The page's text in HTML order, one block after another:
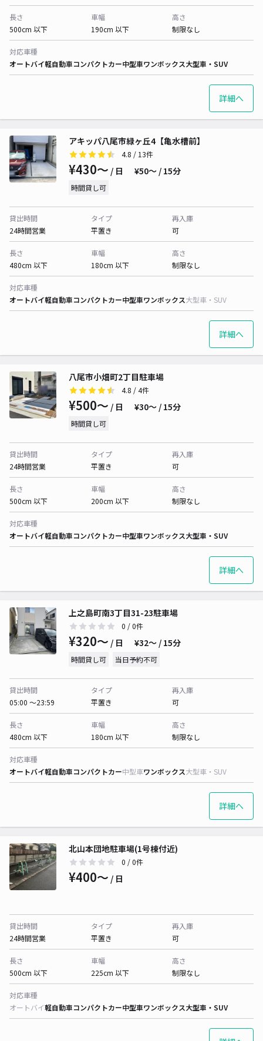
長さ
500cm 以下
車幅
190cm 以下
高さ
制限なし
対応車種
オートバイ軽自動車コンパクトカー中型車ワンボックス大型車・SUV
詳細へ
アキッパ八尾市緑ヶ丘4【亀水槽前】
4.8 / 13件
¥430〜 / 日 ¥50〜 / 15分
時間貸し可
貸出時間
24時間営業
タイプ
平置き
再入庫
可
長さ
480cm 以下
車幅
180cm 以下
高さ
制限なし
対応車種
オートバイ軽自動車コンパクトカー中型車ワンボックス大型車・SUV
詳細へ
八尾市小畑町2丁目駐車場
4.8 / 4件
¥500〜 / 日 ¥30〜 / 15分
時間貸し可
貸出時間
24時間営業
タイプ
平置き
再入庫
可
長さ
500cm 以下
車幅
200cm 以下
高さ
制限なし
対応車種
オートバイ軽自動車コンパクトカー中型車ワンボックス大型車・SUV
詳細へ
上之島町南3丁目31-23駐車場
0 / 0件
¥320〜 / 日 ¥32〜 / 15分
時間貸し可 当日予約不可
貸出時間
05:00 〜23:59
タイプ
平置き
再入庫
可
長さ
480cm 以下
車幅
180cm 以下
高さ
制限なし
対応車種
オートバイ軽自動車コンパクトカー中型車ワンボックス大型車・SUV
詳細へ
北山本団地駐車場(1号棟付近)
0 / 0件
¥400〜 / 日
貸出時間
24時間営業
タイプ
平置き
再入庫
可
長さ
500cm 以下
車幅
225cm 以下
高さ
制限なし
対応車種
オートバイ軽自動車コンパクトカー中型車ワンボックス大型車・SUV